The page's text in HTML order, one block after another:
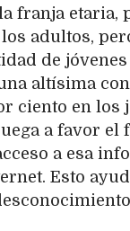
franja etaria,
adultos,
de jóvenes
altísima
ciento en los
a favor el
a esa
Esto